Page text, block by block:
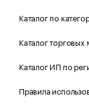
Каталог по
Каталог торговых
Каталог ИП по
Правила